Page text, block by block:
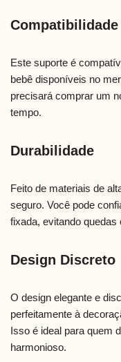
Compatibilidade
Este suporte é
bebê disponíveis no
precisará comprar um
tempo.
Durabilidade
Feito de materiais de
seguro. Você pode
fixada, evitando
Design Discreto
O design elegante e
perfeitamente à
Isso é ideal para quem
harmonioso.